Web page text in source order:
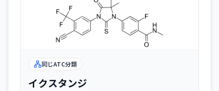
同じATC分類
イクスタンジ